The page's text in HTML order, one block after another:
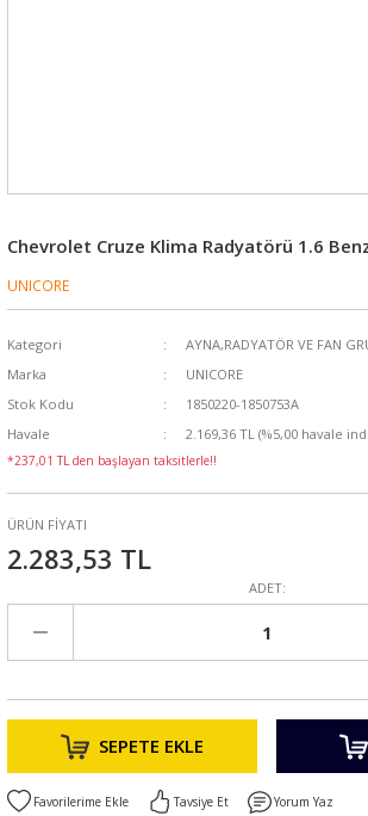
Chevrolet Cruze Klima Radyatörü 1.6
UNICORE
Kategori
AYNA,RADYATÖR VE FAN
Marka
UNICORE
Stok Kodu
1850220-1850753A
Havale
2.169,36 TL (%5,00 havale
*237,01 TL den başlayan taksitlerle!!
ÜRÜN FİYATI
2.283,53 TL
ADET:
SEPETE EKLE
Tavsiye Et Yorum Yaz